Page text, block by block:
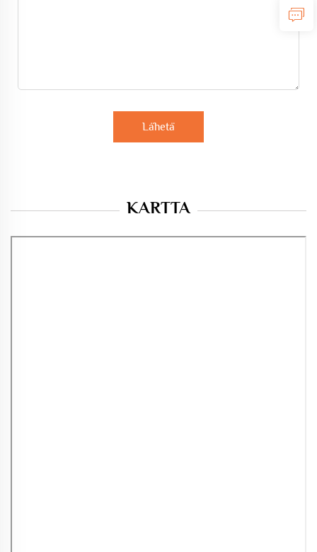
Lähetä
KARTTA